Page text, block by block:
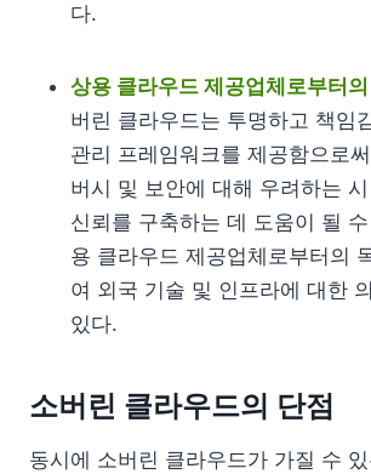
다.
상용 클라우드 제공업체로부터
버린 클라우드는 투명하고 책임
관리 프레임워크를 제공함으로
버시 및 보안에 대해 우려하는
신뢰를 구축하는 데 도움이 될
용 클라우드 제공업체로부터의
여 외국 기술 및 인프라에 대한
있다.
소버린 클라우드의 단점
동시에 소버린 클라우드가 가질 수